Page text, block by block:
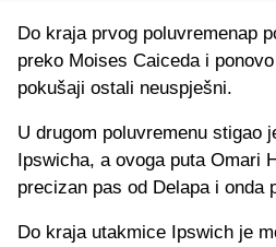
Do kraja prvog poluvremenap
preko Moises Caiceda i
pokušaji ostali neuspješni.
U drugom poluvremenu stigao
Ipswicha, a ovoga puta Omari
precizan pas od Delapa i onda
Do kraja utakmice Ipswich je